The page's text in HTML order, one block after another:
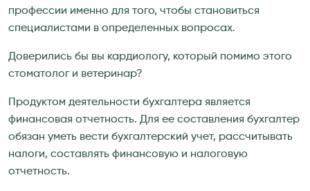
профессии именно для того, чтобы становиться
специалистами в определенных вопросах.
Доверились бы вы кардиологу, который помимо этого
стоматолог и ветеринар?
Продуктом деятельности бухгалтера является
финансовая отчетность. Для ее составления бухгалтер
обязан уметь вести бухгалтерский учет, рассчитывать
налоги, составлять финансовую и налоговую
отчетность.